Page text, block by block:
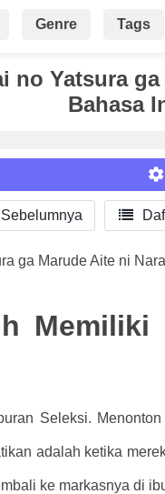
Genre Tags
Yatsura
Bahasa
Sebelumnya 
ga Marude Aite ni
Memiliki
Seleksi.
adalah ketika
ke markasnya di